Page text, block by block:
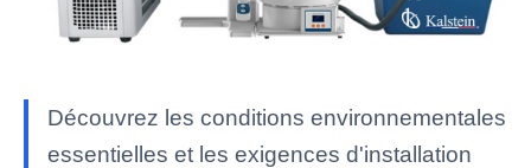
Découvrez les conditions environnementales
essentielles et les exigences d'installation